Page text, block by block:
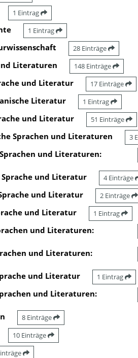
1 Eintrag
1 Eintrag
28 Einträge
Literaturen 148 Einträge
und Literatur 17 Einträge
Literatur 1 Eintrag
und Literatur 51 Einträge
Sprachen und Literaturen 3
und Literaturen:
Sprache und Literatur 4 Einträge
und Literatur 2 Einträge
und Literatur 1 Eintrag
und Literaturen:
und Literaturen:
und Literatur 1 Eintrag
und Literaturen:
8 Einträge
10 Einträge